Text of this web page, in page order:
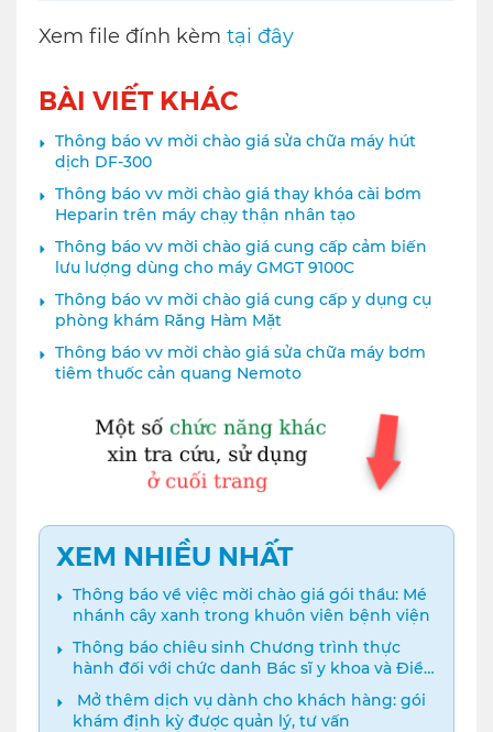
Xem file đính kèm tại đây
BÀI VIẾT KHÁC
Thông báo vv mời chào giá sửa chữa máy hút
dịch DF-300
Thông báo vv mời chào giá thay khóa cài bơm
Heparin trên máy chạy thận nhân tạo
Thông báo vv mời chào giá cung cấp cảm biến
lưu lượng dùng cho máy GMGT 9100C
Thông báo vv mời chào giá cung cấp y dụng cụ
phòng khám Răng Hàm Mặt
Thông báo vv mời chào giá sửa chữa máy bơm
tiêm thuốc cản quang Nemoto
XEM NHIỀU NHẤT
Thông báo về việc mời chào giá gói thầu: Mé
nhánh cây xanh trong khuôn viên bệnh viện
Thông báo chiêu sinh Chương trình thực
hành đối với chức danh Bác sĩ y khoa và Điều
dưỡng năm 2024
️ Mở thêm dịch vụ dành cho khách hàng: gói
khám định kỳ được quản lý, tư vấn